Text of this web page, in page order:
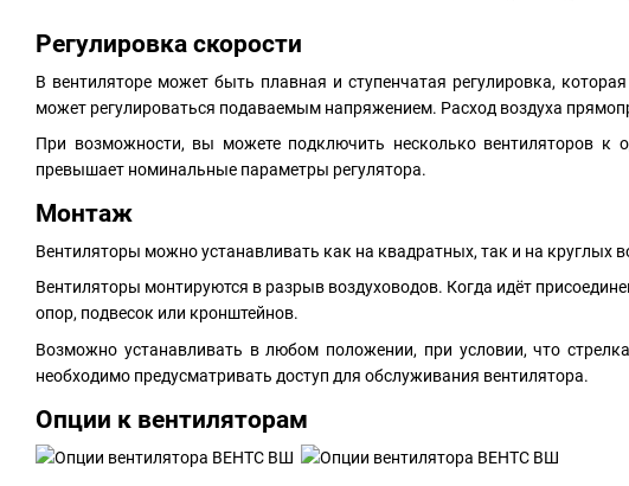
Регулировка скорости
В вентиляторе может быть плавная и ступенчатая регулировка,
может регулироваться подаваемым напряжением. Расход воздуха
При возможности, вы можете подключить несколько вентиляторов
превышает номинальные параметры регулятора.
Монтаж
Вентиляторы можно устанавливать как на квадратных, так и на круглых
Вентиляторы монтируются в разрыв воздуховодов. Когда идёт
опор, подвесок или кронштейнов.
Возможно устанавливать в любом положении, при условии, что
необходимо предусматривать доступ для обслуживания вентилятора.
Опции к вентиляторам